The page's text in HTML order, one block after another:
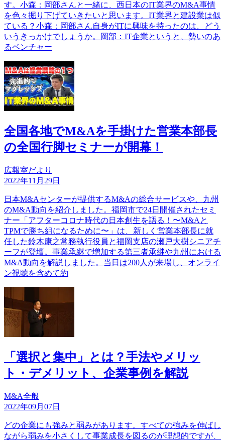
す。小森：岡部さんと一緒に、西日本のIT業界のM&A事情
を色々掘り下げていきたいと思います。IT業界と建設業は似
ている？小森：岡部さん自身がITに興味を持ったのは、どう
いうきっかけでしょうか。岡部：IT企業というと、勢いのあ
るベンチャー
全国各地でM&Aを手掛けた営業本部長
の全国行脚セミナーが開幕！
広報室だより
2022年11月29日
日本M&Aセンターが提供するM&Aの総合サービスや、九州
のM&A動向を紹介しました。福岡市で24日開催されたセミ
ナー「アフターコロナ時代の日本創生を語る！〜M&Aと
TPMで勝ち組になるために〜」は、新しく営業本部長に就
任した鈴木康之常務執行役員と福岡支店の瀬戸大樹シニアチ
ーフが登壇。事業承継で増加する第三者承継や九州における
M&A動向を解説しました。当日は200人が来場し、オンライ
ン視聴を含めて約
「選択と集中」とは？手法やメリッ
ト・デメリット、企業事例を解説
M&A全般
2022年09月07日
どの企業にも強みと弱みがあります。すべての強みを伸ばし
ながら弱みを小さくして事業成長を図るのが理想的ですが、